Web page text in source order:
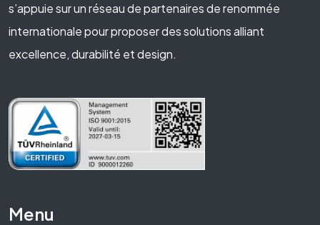
s’appuie sur un réseau de partenaires de renommée
internationale pour proposer des solutions alliant
excellence, durabilité et design.
Menu